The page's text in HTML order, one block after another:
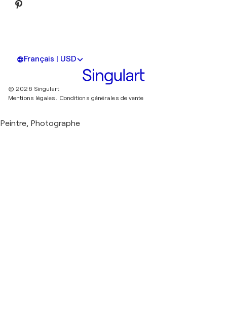
Français | USD
© 2026 Singulart
Mentions légales. Conditions générales de vente
Peintre, Photographe